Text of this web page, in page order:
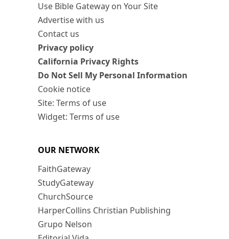
Use Bible Gateway on Your Site
Advertise with us
Contact us
Privacy policy
California Privacy Rights
Do Not Sell My Personal Information
Cookie notice
Site: Terms of use
Widget: Terms of use
OUR NETWORK
FaithGateway
StudyGateway
ChurchSource
HarperCollins Christian Publishing
Grupo Nelson